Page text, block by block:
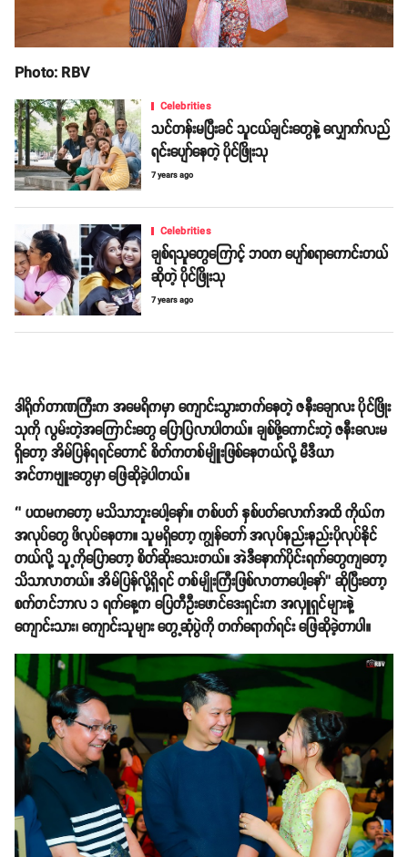
Photo: RBV
Celebrities
သင်တန်းမပြီးခင် သူငယ်ချင်းတွေနဲ့ လျှောက်လည်
ရင်းပျော်နေတဲ့ ပိုင်ဖြိုးသု
7 years ago
Celebrities
ချစ်ရသူတွေကြောင့် ဘဝက ပျော်စရာကောင်းတယ်
ဆိုတဲ့ ပိုင်ဖြိုးသု
7 years ago
ဒါရိုက်တာဏကြီးက အမေရိကမှာ ကျောင်းသွားတက်နေတဲ့ ဇနီးချောလး ပိုင်ဖြိုး
သုကို လွမ်းတဲ့အကြောင်းတွေ ပြောပြလာပါတယ်။ ချစ်ဖို့ကောင်းတဲ့ ဇနီးလေးမ
ရှိတော့ အိမ်ပြန်ရရင်တောင် စိတ်ကတစ်မျိူးဖြစ်နေတယ်လို့ မီဒီယာ
အင်တာဗျူးတွေမှာ ဖြေဆိုခဲ့ပါတယ်။
‘’ ပထမကတော့ မသိသာဘူးပေါ့နော်။ တစ်ပတ် နှစ်ပတ်လောက်အထိ ကိုယ်က
အလုပ်တွေ ဖိလုပ်နေတာ။ သူမရှိတော့ ကျွန်တော် အလုပ်နည်းနည်းပိုလုပ်နိုင်
တယ်လို့ သူ့ကိုပြောတော့ စိတ်ဆိုးသေးတယ်။ အဲဒီနောက်ပိုင်းရက်တွေကျတော့
သိသာလာတယ်။ အိမ်ပြန်လို့ရှိရင် တစ်မျိုးကြီးဖြစ်လာတာပေါ့နော်’’ ဆိုပြီးတော့
စက်တင်ဘာလ ၁ ရက်နေ့က ပြေတီဦးဖောင်ဒေးရှင်းက အလှူရှင်များနဲ့
ကျောင်းသား၊ ကျောင်းသူများ တွေ့ဆုံပွဲကို တက်ရောက်ရင်း ဖြေဆိုခဲ့တာပါ။